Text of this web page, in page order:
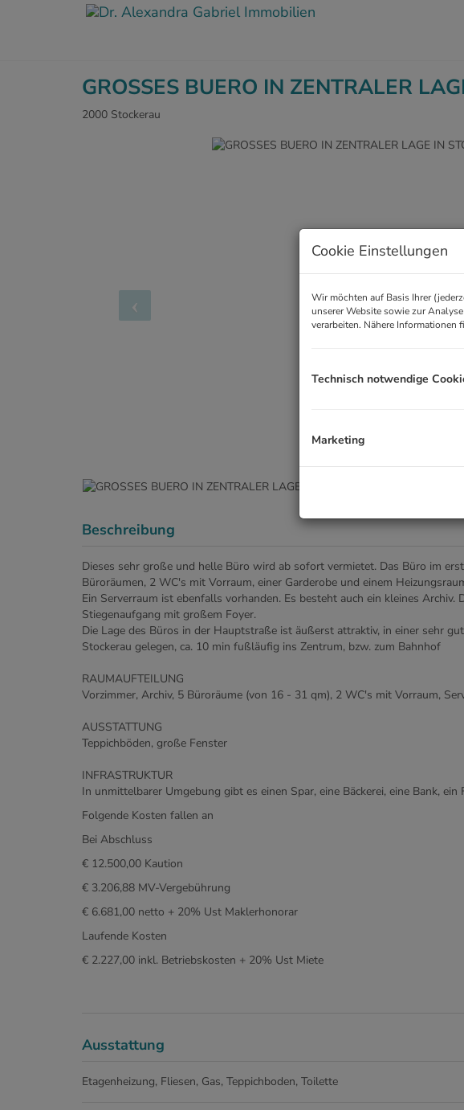
GROSSES BUERO IN ZENTRALER
2000 Stockerau
Beschreibung
Dieses sehr große und helle Büro wird ab sofort vermietet. Das Büro im
Büroräumen, 2 WC's mit Vorraum, einer Garderobe und einem
Ein Serverraum ist ebenfalls vorhanden. Es besteht auch ein kleines Archiv.
Stiegenaufgang mit großem Foyer.
Die Lage des Büros in der Hauptstraße ist äußerst attraktiv, in einer sehr
Stockerau gelegen, ca. 10 min fußläufig ins Zentrum, bzw. zum Bahnhof
RAUMAUFTEILUNG
Vorzimmer, Archiv, 5 Büroräume (von 16 - 31 qm), 2 WC's mit Vorraum,
AUSSTATTUNG
Teppichböden, große Fenster
INFRASTRUKTUR
In unmittelbarer Umgebung gibt es einen Spar, eine Bäckerei, eine Bank, ein
Folgende Kosten fallen an
Bei Abschluss
€ 12.500,00 Kaution
€ 3.206,88 MV-Vergebührung
€ 6.681,00 netto + 20% Ust Maklerhonorar
Laufende Kosten
€ 2.227,00 inkl. Betriebskosten + 20% Ust Miete
Ausstattung
Etagenheizung Fliesen Gas Teppichboden Toilette
Cookie Einstellungen
Wir möchten auf Basis Ihrer
unserer Website sowie zur
verarbeiten. Nähere Informationen
Technisch notwendige
Marketing